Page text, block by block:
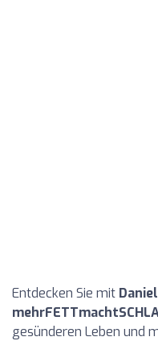
Entdecken Sie mit
gesünderen Leben und